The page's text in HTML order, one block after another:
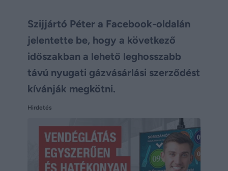
Szijjártó Péter a Facebook-oldalán
jelentette be, hogy a következő
időszakban a lehető leghosszabb
távú nyugati gázvásárlási szerződést
kívánják megkötni.
Hirdetés